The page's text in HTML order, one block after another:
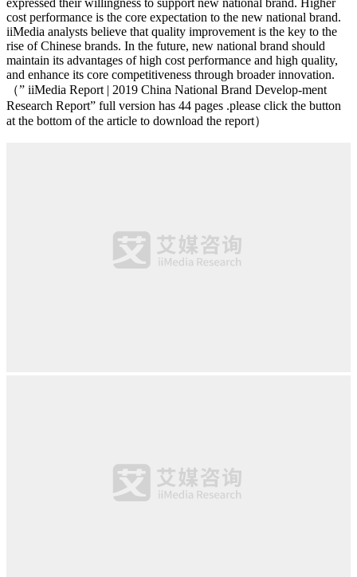
cost performance is the core expectation to the new national brand.
iiMedia analysts believe that quality improvement is the key to the
rise of Chinese brands. In the future, new national brand should
maintain its advantages of high cost performance and high quality,
and enhance its core competitiveness through broader innovation.
（” iiMedia Report | 2019 China National Brand Develop-ment
Research Report” full version has 44 pages .please click the button
at the bottom of the article to download the report）